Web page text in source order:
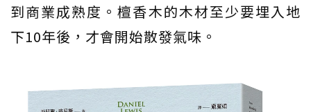
到商業成熟度。檀香木的木材至少要埋入地
下10年後，才會開始散發氣味。